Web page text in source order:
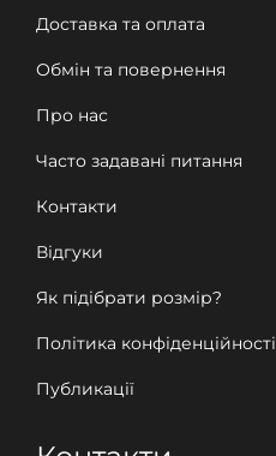
Доставка та оплата
Обмін та повернення
Про нас
Часто задавані питання
Контакти
Відгуки
Як підібрати розмір?
Політика конфіденційності
Публикації